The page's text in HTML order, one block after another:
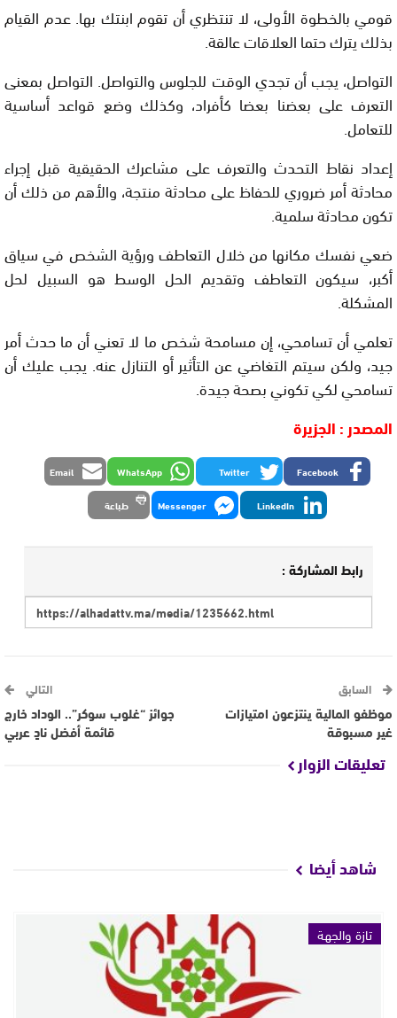
قومي بالخطوة الأولى، لا تنتظري أن تقوم ابنتك بها. عدم القيام
بذلك يترك حتما العلاقات عالقة.
التواصل، يجب أن تجدي الوقت للجلوس والتواصل. التواصل بمعنى
التعرف على بعضنا بعضا كأفراد، وكذلك وضع قواعد أساسية
للتعامل.
إعداد نقاط التحدث والتعرف على مشاعرك الحقيقية قبل إجراء
محادثة أمر ضروري للحفاظ على محادثة منتجة، والأهم من ذلك أن
تكون محادثة سلمية.
ضعي نفسك مكانها من خلال التعاطف ورؤية الشخص في سياق
أكبر، سيكون التعاطف وتقديم الحل الوسط هو السبيل لحل
المشكلة.
تعلمي أن تسامحي، إن مسامحة شخص ما لا تعني أن ما حدث أمر
جيد، ولكن سيتم التغاضي عن التأثير أو التنازل عنه. يجب عليك أن
تسامحي لكي تكوني بصحة جيدة.
المصدر : الجزيرة
Facebook
Twitter
WhatsApp
Email
LinkedIn
Messenger طباعة
رابط المشاركة :
السابق
موظفو المالية ينتزعون امتيازات
غير مسبوقة
التالي
جوائز “غلوب سوكر”.. الوداد خارج
قائمة أفضل نادٍ عربي
تعليقات الزوار
شاهد أيضا
تازة والجهة